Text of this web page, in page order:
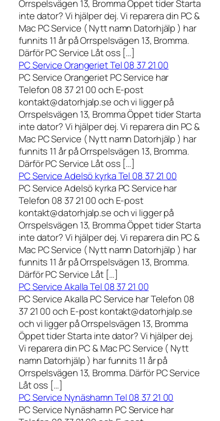
Orrspelsvägen 13, Bromma Öppet tider Starta
inte dator? Vi hjälper dej. Vi reparera din PC &
Mac PC Service ( Nytt namn Datorhjälp ) har
funnits 11 år på Orrspelsvägen 13, Bromma.
Därför PC Service Låt oss […]
PC Service Orangeriet Tel 08 37 21 00
PC Service Orangeriet PC Service har
Telefon 08 37 21 00 och E-post
kontakt@datorhjalp.se och vi ligger på
Orrspelsvägen 13, Bromma Öppet tider Starta
inte dator? Vi hjälper dej. Vi reparera din PC &
Mac PC Service ( Nytt namn Datorhjälp ) har
funnits 11 år på Orrspelsvägen 13, Bromma.
Därför PC Service Låt oss […]
PC Service Adelsö kyrka Tel 08 37 21 00
PC Service Adelsö kyrka PC Service har
Telefon 08 37 21 00 och E-post
kontakt@datorhjalp.se och vi ligger på
Orrspelsvägen 13, Bromma Öppet tider Starta
inte dator? Vi hjälper dej. Vi reparera din PC &
Mac PC Service ( Nytt namn Datorhjälp ) har
funnits 11 år på Orrspelsvägen 13, Bromma.
Därför PC Service Låt […]
PC Service Akalla Tel 08 37 21 00
PC Service Akalla PC Service har Telefon 08
37 21 00 och E-post kontakt@datorhjalp.se
och vi ligger på Orrspelsvägen 13, Bromma
Öppet tider Starta inte dator? Vi hjälper dej.
Vi reparera din PC & Mac PC Service ( Nytt
namn Datorhjälp ) har funnits 11 år på
Orrspelsvägen 13, Bromma. Därför PC Service
Låt oss […]
PC Service Nynäshamn Tel 08 37 21 00
PC Service Nynäshamn PC Service har